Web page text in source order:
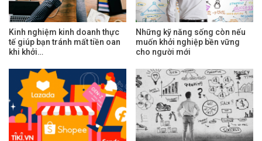
Kinh nghiệm kinh doanh thực
tế giúp bạn tránh mất tiền oan
khi khởi…
Những kỹ năng sống còn nếu
muốn khởi nghiệp bền vững
cho người mới